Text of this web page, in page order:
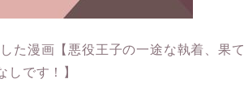
た漫画【悪役王子の一途な執着、果て
です！】